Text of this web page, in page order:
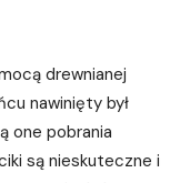
drewnianej
nawinięty był
one pobrania
są nieskuteczne i